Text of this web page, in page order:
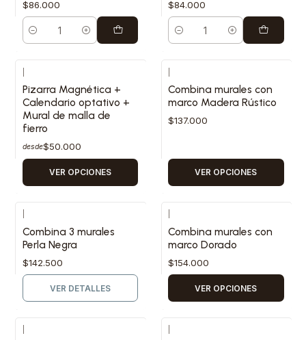
$86.000
Cantidad
$84.000
Cantidad
Pizarra Magnética +
Calendario optativo +
Mural de malla de
fierro
desde$50.000
VER OPCIONES
Combina murales con
marco Madera Rústico
$137.000
VER OPCIONES
Combina 3 murales
Perla Negra
$142.500
VER DETALLES
Combina murales con
marco Dorado
$154.000
VER OPCIONES